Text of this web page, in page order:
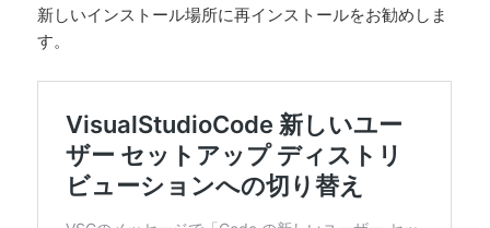
新しいインストール場所に再インストールをお勧めしま
す。